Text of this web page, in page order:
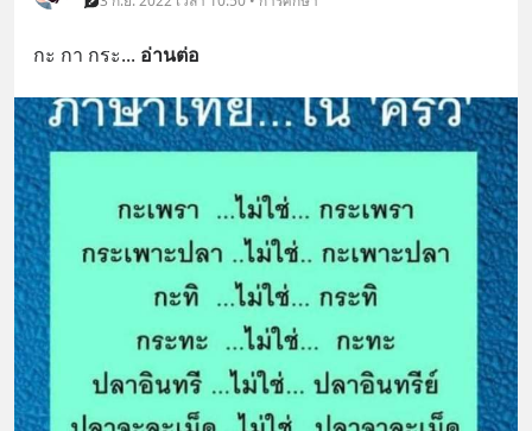
กะ กา กระ... อ่านต่อ